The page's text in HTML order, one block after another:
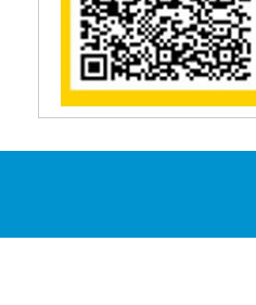
Reumatología
Salud Pública
Semiología
Terapia Ocupacional
Urología